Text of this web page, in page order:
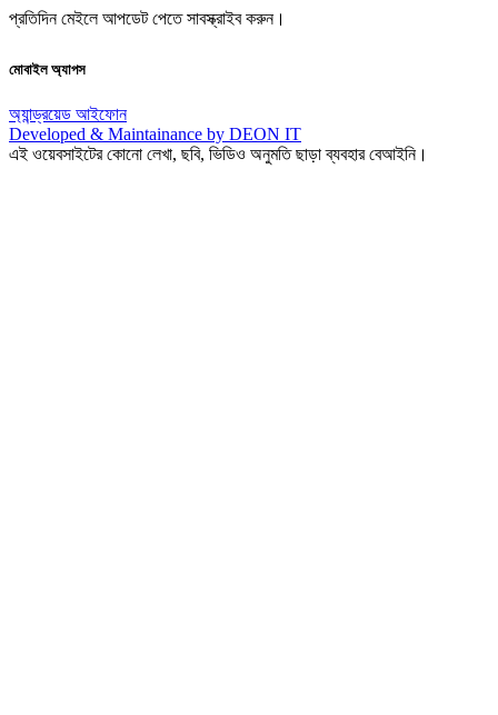
প্রতিদিন মেইলে আপডেট পেতে সাবস্ক্রাইব করুন।
মোবাইল অ্যাপস
অ্যান্ড্রয়েড আইফোন
Developed & Maintainance by DEON IT
এই ওয়েবসাইটের কোনো লেখা, ছবি, ভিডিও অনুমতি ছাড়া ব্যবহার বেআইনি।